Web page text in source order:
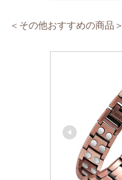
＜その他おすすめの商品＞